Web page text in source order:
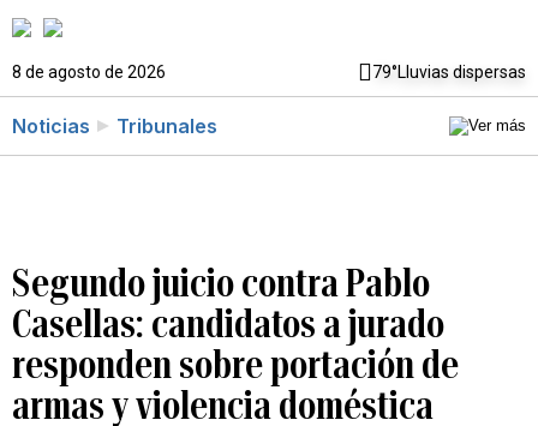
8 de agosto de 2026 79°Lluvias dispersas
Noticias Tribunales
Segundo juicio contra Pablo
Casellas: candidatos a jurado
responden sobre portación de
armas y violencia doméstica